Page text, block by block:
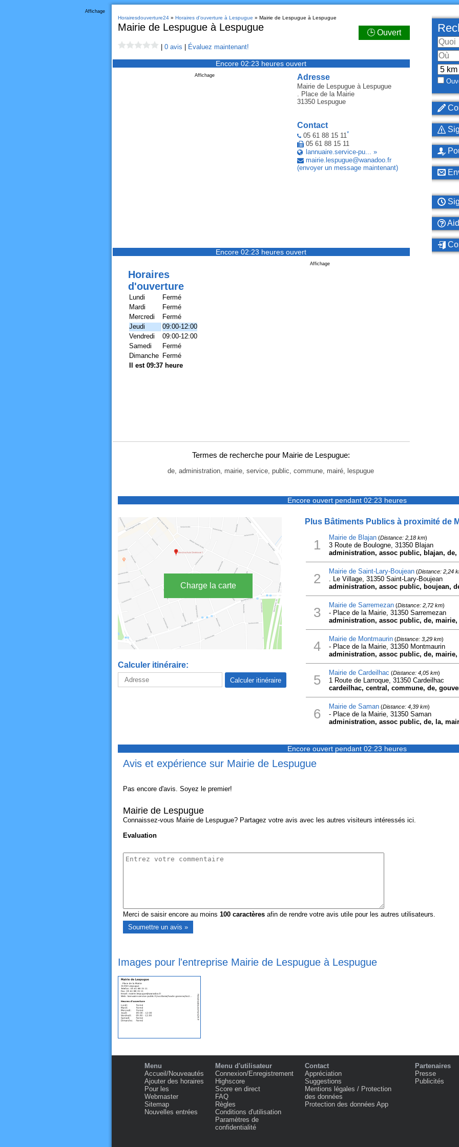
Affichage
Horairesdouverture24» Horaires d'ouverture à Lespugue » Mairie de Lespugue à Lespugue
Mairie de Lespugue à Lespugue 🕒 Ouvert
0 avis Évaluez maintenant!
Encore 02:23 heures ouvert
Adresse
Mairie de Lespugueà Lespugue
. Place de la Mairie
31350 Lespugue
Contact
05 61 88 15 11*
05 61 88 15 11
lannuaire.service-pu... »
mairie. lespugue@wanadoo.fr
(envoyer un message maintenant)
Affichage
Encore 02:23 heures ouvert
Affichage
Horaires
d'ouverture
Lundi
Fermé
Mardi
Fermé
Mercredi
Fermé
Jeudi
09:00-12:00
Vendredi
09:00-12:00
Samedi
Fermé
Dimanche
Fermé
Il est 09:37 heure
Termes de recherche pour Mairie de Lespugue:
de, administration, mairie, service, public, commune, mairé, lespugue
Encore ouvert pendant 02:23 heures
Charge la carte
Calculer itinéraire:
Plus Bâtiments Publics à proximité de
1 Mairie de Blajan(Distance: 2,18 km)
3 Route de Boulogne, 31350 Blajan
administration, assoc public, blajan, de,
2 Mairie de Saint-Lary-Boujean(Distance: 2,24
. Le Village, 31350 Saint-Lary-Boujean
administration, assoc public, boujean,
3 Mairie de Sarremezan(Distance: 2,72 km)
- Place de la Mairie, 31350 Sarremezan
administration, assoc public, de, mairie,
4 Mairie de Montmaurin(Distance: 3,29 km)
- Place de la Mairie, 31350 Montmaurin
administration, assoc public, de,
5 Mairie de Cardeilhac (Distance: 4,05 km)
1 Route de Larroque, 31350 Cardeilhac
cardeilhac, central, commune, de,
6 Mairie de Saman(Distance: 4,39 km)
- Place de la Mairie, 31350 Saman
administration, assoc public, de, la,
Encore ouvert pendant 02:23 heures
Avis et expérience sur Mairie de Lespugue
Pas encore d'avis. Soyez le premier!
Mairie de Lespugue
Connaissez-vous Mairie de Lespugue? Partagez votre avis avec les autres visiteurs intéressés ici.
Evaluation
Merci de saisir encore au moins 100caractèresafin de rendre votre avis utile pour les autres utilisateurs.
Images pour l'entreprise Mairie de Lespugue à Lespugue
Menu
Accueil/Nouveautés
Ajouter des horaires
Pour les
Webmaster
Sitemap
Nouvelles entrées
Menu d'utilisateur
Connexion/Enregistrement
Highscore
Score en direct
FAQ
Règles
Conditions d'utilisation
Paramètres de
confidentialité
Contact
Appréciation
Suggestions
Mentions légales / Protection
des données
Protection des données App
Partenaires
Presse
Publicités